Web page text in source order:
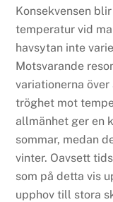
Konsekvensen
temperatur vid
havsytan inte
Motsvarande
variationerna
tröghet mot
allmänhet ger en
sommar, medan
vinter. Oavsett
som på detta vis
upphov till stora